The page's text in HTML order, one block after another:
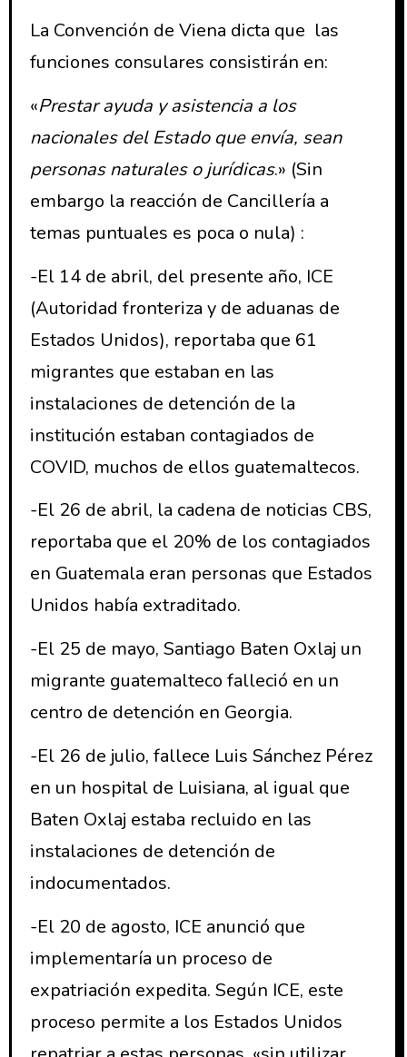
La Convención de Viena dicta que las
funciones consulares consistirán en:
«Prestar ayuda y asistencia a los
nacionales del Estado que envía, sean
personas naturales o jurídicas.» (Sin
embargo la reacción de Cancillería a
temas puntuales es poca o nula) :
-El 14 de abril, del presente año, ICE
(Autoridad fronteriza y de aduanas de
Estados Unidos), reportaba que 61
migrantes que estaban en las
instalaciones de detención de la
institución estaban contagiados de
COVID, muchos de ellos guatemaltecos.
-El 26 de abril, la cadena de noticias CBS,
reportaba que el 20% de los contagiados
en Guatemala eran personas que Estados
Unidos había extraditado.
-El 25 de mayo, Santiago Baten Oxlaj un
migrante guatemalteco falleció en un
centro de detención en Georgia.
-El 26 de julio, fallece Luis Sánchez Pérez
en un hospital de Luisiana, al igual que
Baten Oxlaj estaba recluido en las
instalaciones de detención de
indocumentados.
-El 20 de agosto, ICE anunció que
implementaría un proceso de
expatriación expedita. Según ICE, este
proceso permite a los Estados Unidos